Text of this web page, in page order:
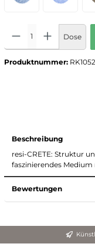
Dose
Produktnummer:
Beschreibung
resi-CRETE: Struktur
faszinierendes
Bewertungen